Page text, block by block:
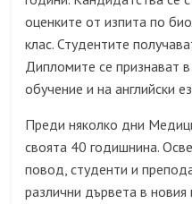
оценките от изпита по
клас. Студентите
Дипломите се признават в
обучение и на английски
Преди няколко дни
своята 40 годишнина.
повод, студенти и
различни дървета в новия